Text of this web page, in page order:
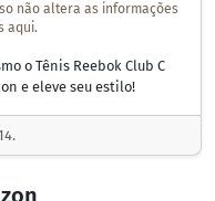
não altera as informações
aqui.
o Tênis Reebok Club C
e eleve seu estilo!